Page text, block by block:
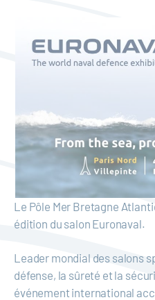
Le Pôle Mer Bretagne
édition du salon Euronaval.
Leader mondial des salons
défense, la sûreté et la
événement international